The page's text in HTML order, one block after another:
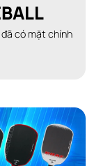
có mặt chính